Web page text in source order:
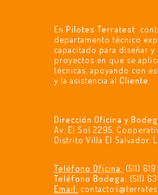
En Pilotes Terratest
departamento técnico
capacitado para diseñar
proyectos en que se
técnicas, apoyando con
y la asistencia al Cliente
Dirección Oficina y
Av. El Sol 2295,
Distrito Villa El Salvador,
Teléfono Oficina: (511)
Teléfono Bodega: (511)
Email: